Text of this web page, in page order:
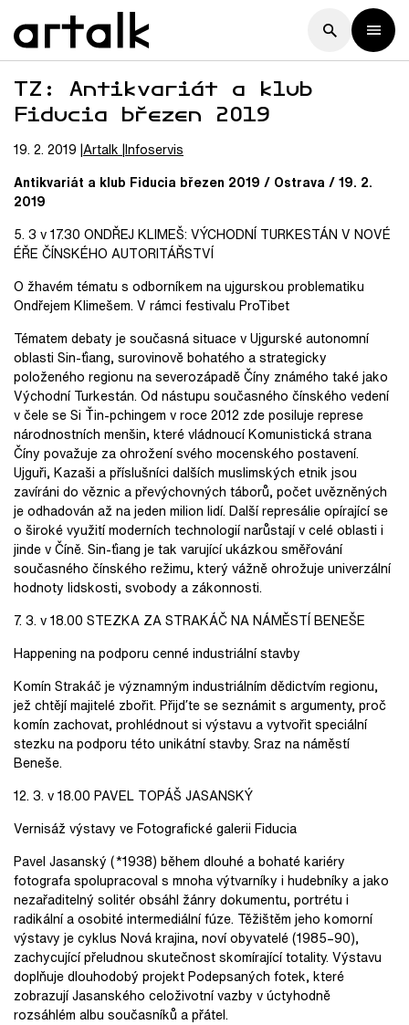
TZ: Antikvariát a klub
Fiducia březen 2019
19. 2. 2019 Artalk Infoservis
Antikvariát a klub Fiducia březen 2019 / Ostrava / 19. 2.
2019
5. 3 v 17.30 ONDŘEJ KLIMEŠ: VÝCHODNÍ TURKESTÁN V NOVÉ
ÉŘE ČÍNSKÉHO AUTORITÁŘSTVÍ
O žhavém tématu s odborníkem na ujgurskou problematiku
Ondřejem Klimešem. V rámci festivalu ProTibet
Tématem debaty je současná situace v Ujgurské autonomní
oblasti Sin-ťiang, surovinově bohatého a strategicky
položeného regionu na severozápadě Číny známého také jako
Východní Turkestán. Od nástupu současného čínského vedení
v čele se Si Ťin-pchingem v roce 2012 zde posiluje represe
národnostních menšin, které vládnoucí Komunistická strana
Číny považuje za ohrožení svého mocenského postavení.
Ujguři, Kazaši a příslušníci dalších muslimských etnik jsou
zavíráni do věznic a převýchovných táborů, počet uvězněných
je odhadován až na jeden milion lidí. Další represálie opírající se
o široké využití moderních technologií narůstají v celé oblasti i
jinde v Číně. Sin-ťiang je tak varující ukázkou směřování
současného čínského režimu, který vážně ohrožuje univerzální
hodnoty lidskosti, svobody a zákonnosti.
7. 3. v 18.00 STEZKA ZA STRAKÁČ NA NÁMĚSTÍ BENEŠE
Happening na podporu cenné industriální stavby
Komín Strakáč je významným industriálním dědictvím regionu,
jež chtějí majitelé zbořit. Přijďte se seznámit s argumenty, proč
komín zachovat, prohlédnout si výstavu a vytvořit speciální
stezku na podporu této unikátní stavby. Sraz na náměstí
Beneše.
12. 3. v 18.00 PAVEL TOPÁŠ JASANSKÝ
Vernisáž výstavy ve Fotografické galerii Fiducia
Pavel Jasanský (*1938) během dlouhé a bohaté kariéry
fotografa spolupracoval s mnoha výtvarníky i hudebníky a jako
nezařaditelný solitér obsáhl žánry dokumentu, portrétu i
radikální a osobité intermediální fúze. Těžištěm jeho komorní
výstavy je cyklus Nová krajina, noví obyvatelé (1985–90),
zachycující přeludnou skutečnost skomírající totality. Výstavu
doplňuje dlouhodobý projekt Podepsaných fotek, které
zobrazují Jasanského celoživotní vazby v úctyhodně
rozsáhlém albu současníků a přátel.